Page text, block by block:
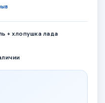
+ хлопушка лада